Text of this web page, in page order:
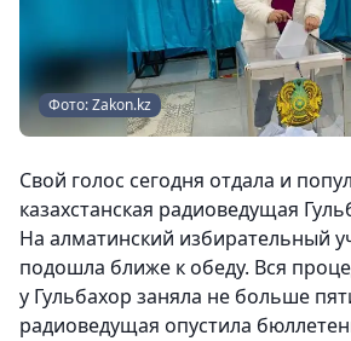
Фото: Zakon.kz
Свой голос сегодня отдала и
казахстанская радиоведущая
На алматинский избирательный
подошла ближе к обеду. Вся
у Гульбахор заняла не больше
радиоведущая опустила